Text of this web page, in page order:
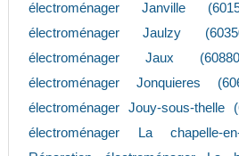
électroménager Janville
électroménager Jaulzy
électroménager Jaux
électroménager Jonquieres
électroménager Jouy-sous-thelle
électroménager La chapelle-